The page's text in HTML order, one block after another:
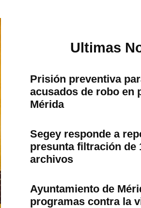
Ultimas
Prisión preventiva
acusados de robo en
Mérida
Segey responde a
presunta filtración de
archivos
Ayuntamiento de
programas contra la